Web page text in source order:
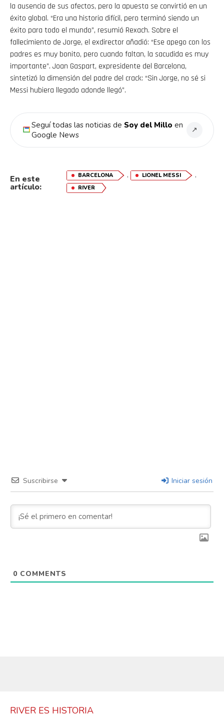
la ausencia de sus afectos, pero la apuesta se convirtió en un
éxito global. “Era una historia difícil, pero terminó siendo un
éxito para todo el mundo”, resumió Rexach. Sobre el
fallecimiento de Jorge, el exdirector añadió: “Ese apego con los
padres es muy bonito, pero cuando faltan, la sacudida es muy
importante”. Joan Gaspart, expresidente del Barcelona,
sintetizó la dimensión del padre del crack: “Sin Jorge, no sé si
Messi hubiera llegado adonde llegó”.
Seguí todas las noticias de Soy del Millo en
Google News
↗
En este
artículo:
BARCELONA , LIONEL MESSI ,
RIVER
Suscribirse Iniciar sesión
0 COMMENTS
RIVER ES HISTORIA